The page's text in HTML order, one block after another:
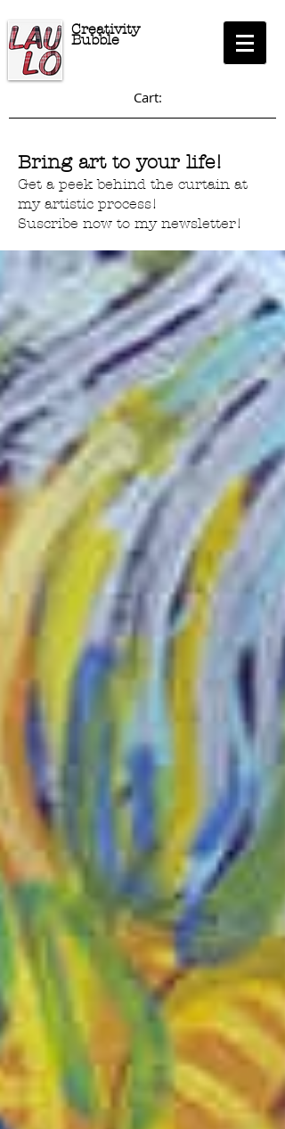
Creativity
Bubble
Cart:
Bring art to your life!
Get a peek behind the curtain at
my artistic process!
Suscribe now to my newsletter!